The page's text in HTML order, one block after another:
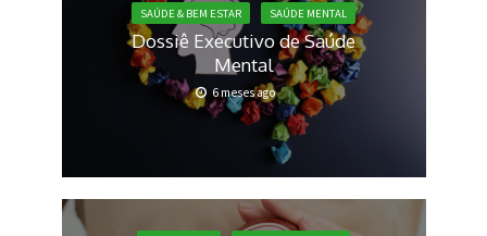
SAÚDE & BEM ESTAR SAÚDE MENTAL
Dossiê Executivo de Saúde
Mental
6 meses ago